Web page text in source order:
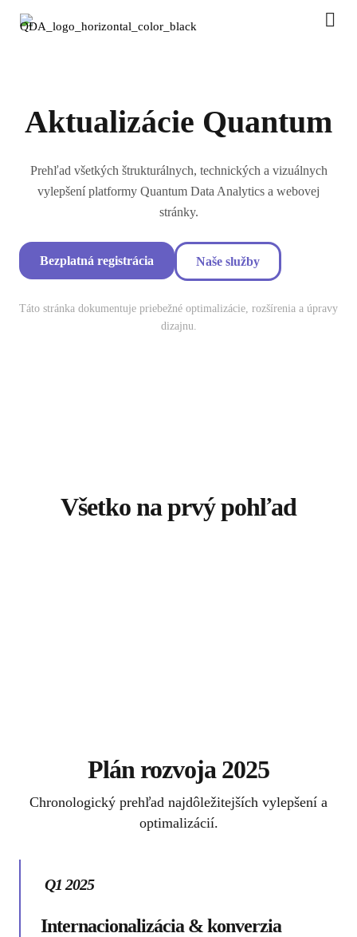
Aktualizácie Quantum
Prehľad všetkých štrukturálnych, technických a vizuálnych
vylepšení platformy Quantum Data Analytics a webovej
stránky.
Bezplatná registrácia Naše služby
Táto stránka dokumentuje priebežné optimalizácie, rozšírenia a úpravy
dizajnu.
Všetko na prvý pohľad
Plán rozvoja 2025
Chronologický prehľad najdôležitejších vylepšení a
optimalizácií.
Q1 2025
Internacionalizácia & konverzia